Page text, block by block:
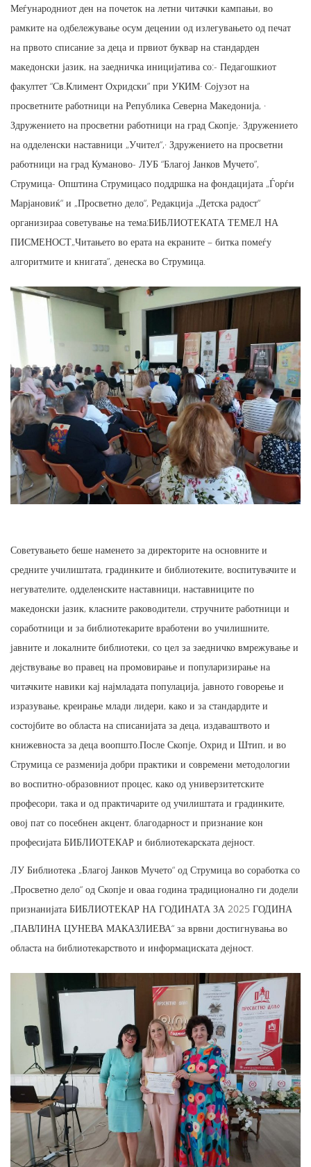
Меѓународниот ден на почеток на летни читачки кампањи, во
рамките на одбележување осум децении од излегувањето од печат
на првото списание за деца и првиот буквар на стандарден
македонски јазик, на заедничка иницијатива со:- Педагошкиот
факултет “Св.Климент Охридски” при УКИМ· Сојузот на
просветните работници на Република Северна Македонија, ·
Здружението на просветни работници на град Скопје,· Здружението
на одделенски наставници „Учител“,· Здружението на просветни
работници на град Куманово- ЛУБ “Благој Јанков Мучето”,
Струмица- Општина Струмицасо поддршка на фондацијата „Ѓорѓи
Марјановиќ“ и „Просветно дело“, Редакција „Детска радост“
организираа советување на тема:БИБЛИОТЕКАТА ТЕМЕЛ НА
ПИСМЕНОСТ„Читањето во ерата на екраните – битка помеѓу
алгоритмите и книгата”, денеска во Струмица.
Советувањето беше наменето за директорите на основните и
средните училиштата, градинките и библиотеките, воспитувачите и
негувателите, одделенските наставници, наставниците по
македонски јазик, класните раководители, стручните работници и
соработници и за библиотекарите вработени во училишните,
јавните и локалните библиотеки, со цел за заедничко вмрежување и
дејствување во правец на промовирање и популаризирање на
читачките навики кај најмладата популација, јавното говорење и
изразување, креирање млади лидери, како и за стандардите и
состојбите во областа на списанијата за деца, издаваштвото и
книжевноста за деца воопшто.После Скопје, Охрид и Штип, и во
Струмица се разменија добри практики и современи методологии
во воспитно-образовниот процес, како од универзитетските
професори, така и од практичарите од училиштата и градинките,
овој пат со посебнен акцент, благодарност и признание кон
професијата БИБЛИОТЕКАР и библиотекарската дејност.
ЛУ Библиотека „Благој Јанков Мучето“ од Струмица во соработка со
„Просветно дело“ од Скопје и оваа година традиционално ги додели
признанијата БИБЛИОТЕКАР НА ГОДИНАТА ЗА 2025 ГОДИНА
„ПАВЛИНА ЦУНЕВА МАКАЗЛИЕВА“ за врвни достигнувања во
областа на библиотекарството и информациската дејност.